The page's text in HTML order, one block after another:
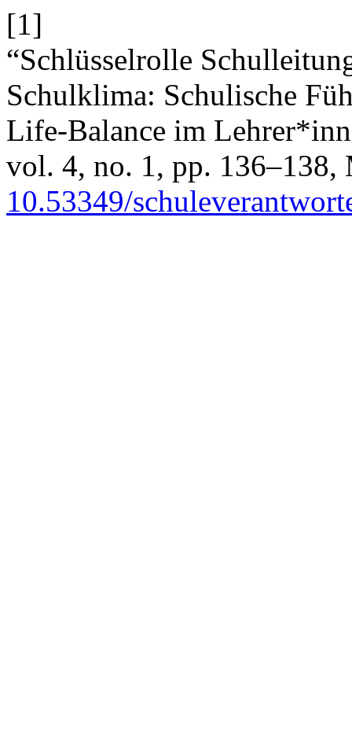
[1]
“Schlüsselrolle
Schulklima: Schulische
Life-Balance im
vol. 4, no. 1, pp. 136–138,
10.53349/